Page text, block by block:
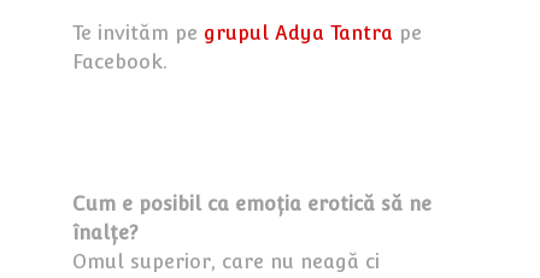
Te invităm pe grupul Adya Tantra pe
Facebook.
Cum e posibil ca emoția erotică să ne
înalțe?
Omul superior, care nu neagă ci